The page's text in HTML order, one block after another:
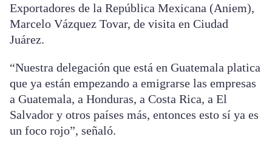
Exportadores de la República Mexicana (Aniem),
Marcelo Vázquez Tovar, de visita en Ciudad
Juárez.
“Nuestra delegación que está en Guatemala platica
que ya están empezando a emigrarse las empresas
a Guatemala, a Honduras, a Costa Rica, a El
Salvador y otros países más, entonces esto sí ya es
un foco rojo”, señaló.